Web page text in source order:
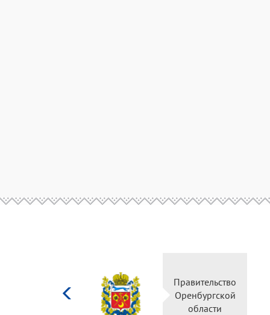
Правительство
Оренбургской
области